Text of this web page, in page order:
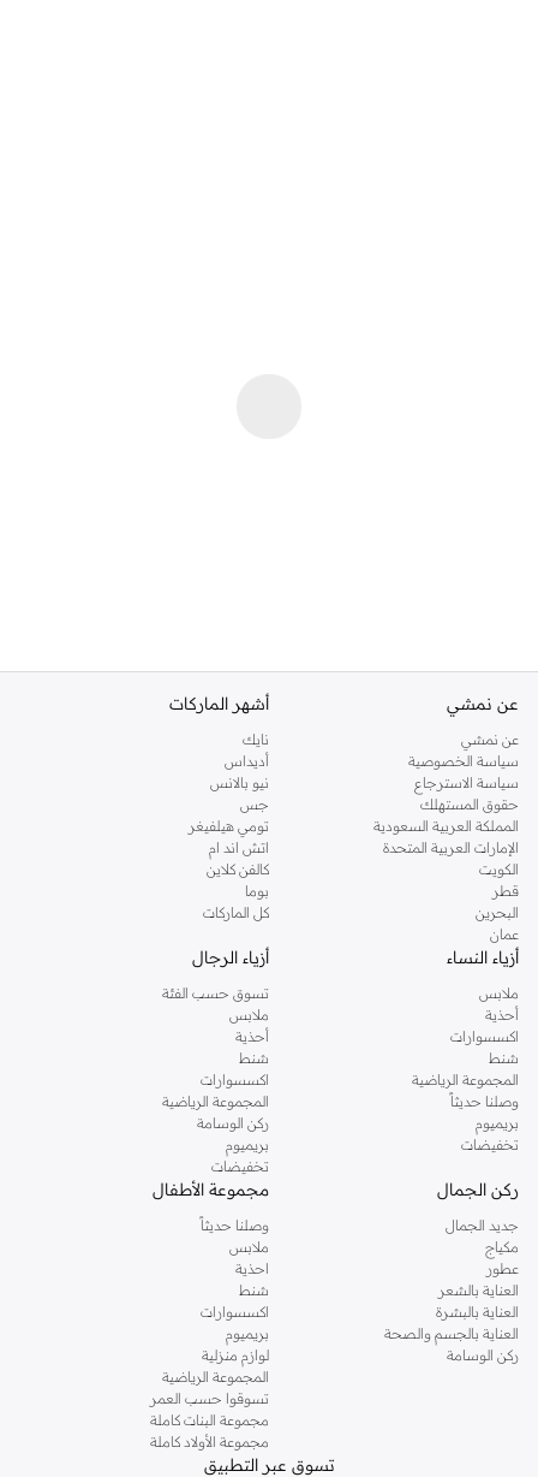
عن نمشي
عن نمشي
سياسة الخصوصية
سياسة الاسترجاع
حقوق المستهلك
المملكة العربية السعودية
الإمارات العربية المتحدة
الكويت
قطر
البحرين
عمان
أشهر الماركات
نايك
أديداس
نيو بالانس
جس
تومي هيلفيغر
اتش اند ام
كالفن كلاين
بوما
كل الماركات
أزياء النساء
ملابس
أحذية
اكسسوارات
شنط
المجموعة الرياضية
وصلنا حديثاً
بريميوم
تخفيضات
أزياء الرجال
تسوق حسب الفئة
ملابس
أحذية
شنط
اكسسوارات
المجموعة الرياضية
ركن الوسامة
بريميوم
تخفيضات
ركن الجمال
جديد الجمال
مكياج
عطور
العناية بالشعر
العناية بالبشرة
العناية بالجسم والصحة
ركن الوسامة
مجموعة الأطفال
وصلنا حديثاً
ملابس
احذية
شنط
اكسسوارات
بريميوم
لوازم منزلية
المجموعة الرياضية
تسوقوا حسب العمر
مجموعة البنات كاملة
مجموعة الأولاد كاملة
تسوق عبر التطبيق